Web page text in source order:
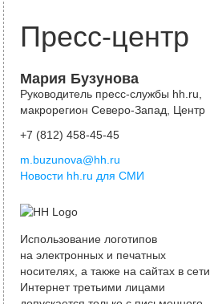
Пресс-центр
Мария Бузунова
Руководитель пресс-службы hh.ru,
макрорегион Северо-Запад, Центр
+7 (812) 458-45-45
m.buzunova@hh.ru
Новости hh.ru для СМИ
Использование логотипов
на электронных и печатных
носителях, а также на сайтах в сети
Интернет третьими лицами